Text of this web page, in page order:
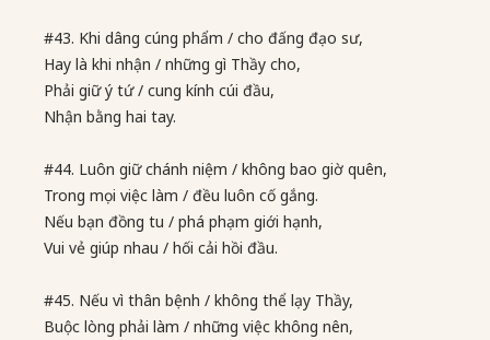
#43. Khi dâng cúng phẩm / cho đấng đạo sư,
Hay là khi nhận / những gì Thầy cho,
Phải giữ ý tứ / cung kính cúi đầu,
Nhận bằng hai tay.
#44. Luôn giữ chánh niệm / không bao giờ quên,
Trong mọi việc làm / đều luôn cố gắng.
Nếu bạn đồng tu / phá phạm giới hạnh,
Vui vẻ giúp nhau / hối cải hồi đầu.
#45. Nếu vì thân bệnh / không thể lạy Thầy,
Buộc lòng phải làm / những việc không nên,